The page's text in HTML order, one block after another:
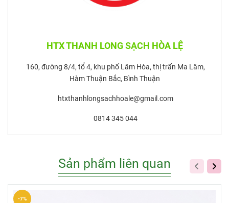
HTX THANH LONG SẠCH HÒA LỆ
160, đường 8/4, tổ 4, khu phố Lâm Hòa, thị trấn Ma Lâm,
Hàm Thuận Bắc, Bình Thuận
htxthanhlongsachhoale@gmail.com
0814 345 044
Sản phẩm liên quan
-7%